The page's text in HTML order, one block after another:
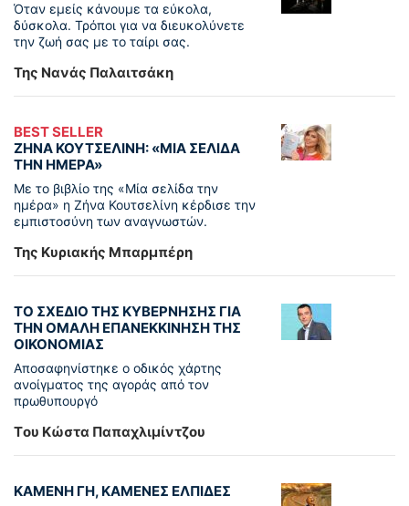
Όταν εμείς κάνουμε τα εύκολα,
δύσκολα. Τρόποι για να διευκολύνετε
την ζωή σας με το ταίρι σας.
Της Νανάς Παλαιτσάκη
BEST SELLER
ΖΗΝΑ ΚΟΥΤΣΕΛΙΝΗ: «ΜΙΑ ΣΕΛΙΔΑ
ΤΗΝ ΗΜΕΡΑ»
Με το βιβλίο της «Μία σελίδα την
ημέρα» η Ζήνα Κουτσελίνη κέρδισε την
εμπιστοσύνη των αναγνωστών.
Της Κυριακής Μπαρμπέρη
ΤΟ ΣΧΕΔΙΟ ΤΗΣ ΚΥΒΕΡΝΗΣΗΣ ΓΙΑ
ΤΗΝ ΟΜΑΛΗ ΕΠΑΝΕΚΚΙΝΗΣΗ ΤΗΣ
ΟΙΚΟΝΟΜΙΑΣ
Αποσαφηνίστηκε ο οδικός χάρτης
ανοίγματος της αγοράς από τον
πρωθυπουργό
Tου Κώστα Παπαχλιμίντζου
ΚΑΜΕΝΗ ΓΗ, ΚΑΜΕΝΕΣ ΕΛΠΙΔΕΣ